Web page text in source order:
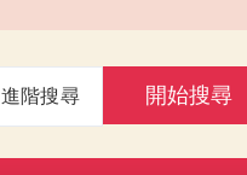
進階搜尋 開始搜尋